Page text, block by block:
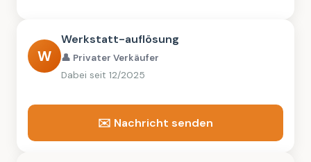
W
Werkstatt-auflösung
👤 Privater Verkäufer
Dabei seit 12/2025
✉️ Nachricht senden